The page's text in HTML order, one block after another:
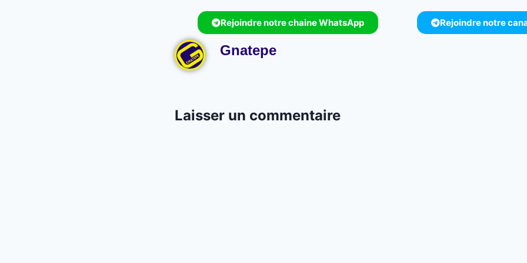
Rejoindre notre chaine WhatsApp Rejoindre notre
Gnatepe
Laisser un commentaire